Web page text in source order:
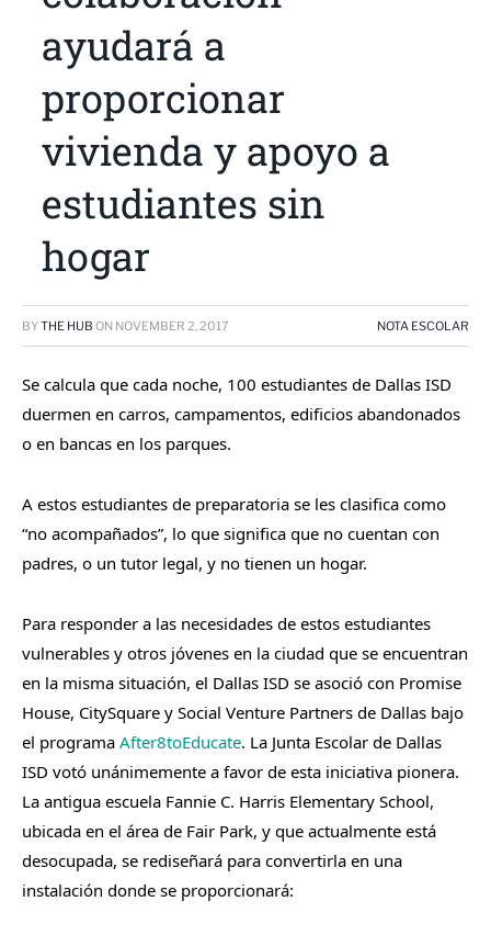
ayudará a
proporcionar
vivienda y apoyo a
estudiantes sin
hogar
BYTHE HUB ON NOVEMBER 2, 2017 NOTA ESCOLAR
Se calcula que cada noche, 100 estudiantes de Dallas ISD
duermen en carros, campamentos, edificios abandonados
o en bancas en los parques.
A estos estudiantes de preparatoria se les clasifica como
“no acompañados”, lo que significa que no cuentan con
padres, o un tutor legal, y no tienen un hogar.
Para responder a las necesidades de estos estudiantes
vulnerables y otros jóvenes en la ciudad que se encuentran
en la misma situación, el Dallas ISD se asoció con Promise
House, CitySquare y Social Venture Partners de Dallas bajo
el programa After8toEducate. La Junta Escolar de Dallas
ISD votó unánimemente a favor de esta iniciativa pionera.
La antigua escuela Fannie C. Harris Elementary School,
ubicada en el área de Fair Park, y que actualmente está
desocupada, se rediseñará para convertirla en una
instalación donde se proporcionará: